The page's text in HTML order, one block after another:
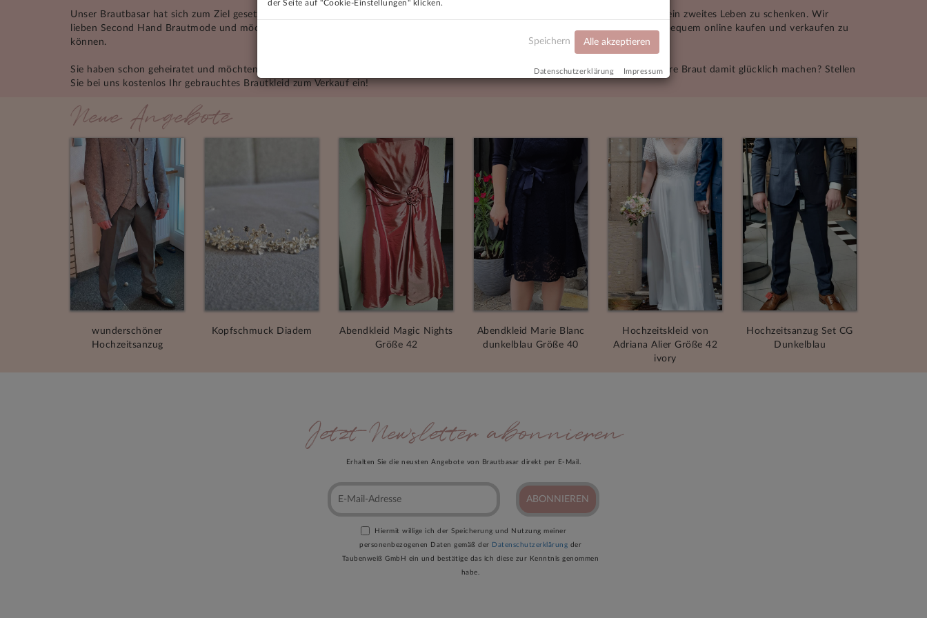
Unser Brautbasar hat sich zum Ziel gesetzt, der Second Hand Hochzeitsbekleidung, die ungenutzt in Ihren Schränken schlummert, ein zweites Leben zu schenken. Wir
lieben Second Hand Brautmode und möchten Ihnen deswegen die Möglichkeit geben, Second Hand Braut- und Abendmode ganz bequem online kaufen und verkaufen zu
können.
Sie haben schon geheiratet und möchten nun durch den Verkauf Ihres Brautkleides Platz im Kleiderschrank schaffen und eine andere Braut damit glücklich machen? Stellen
Sie bei uns kostenlos Ihr gebrauchtes Brautkleid zum Verkauf ein!
Neue Angebote
wunderschöner
Hochzeitsanzug
Kopfschmuck Diadem
Abendkleid Magic Nights
Größe 42
Abendkleid Marie Blanc
dunkelblau Größe 40
Hochzeitskleid von
Adriana Alier Größe 42
ivory
Hochzeitsanzug Set CG
Dunkelblau
Jetzt Newsletter abonnieren
Erhalten Sie die neusten Angebote von Brautbasar direkt per E-Mail.
ABONNIEREN
Hiermit willige ich der Speicherung und Nutzung meiner
personenbezogenen Daten gemäß der Datenschutzerklärung der
Taubenweiß GmbH ein und bestätige das ich diese zur Kenntnis genommen
habe.
der Seite auf "Cookie-Einstellungen" klicken.
Speichern Alle akzeptieren
Datenschutzerklärung Impressum